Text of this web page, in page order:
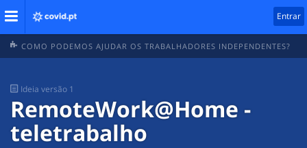
Entrar
COMO PODEMOS AJUDAR OS TRABALHADORES INDEPENDENTES?
Ideia versão 1
RemoteWork@Home -
teletrabalho